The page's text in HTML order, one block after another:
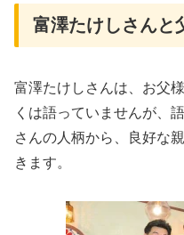
富澤たけしさんと
富澤たけしさんは、お父
くは語っていませんが、
さんの人柄から、良好な
きます。